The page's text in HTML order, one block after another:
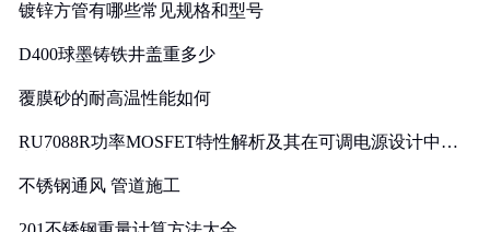
镀锌方管有哪些常见规格和型号
D400球墨铸铁井盖重多少
覆膜砂的耐高温性能如何
RU7088R功率MOSFET特性解析及其在可调电源设计中的
不锈钢通风 管道施工